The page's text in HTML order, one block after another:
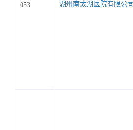
053 湖州南太湖医院有限公司